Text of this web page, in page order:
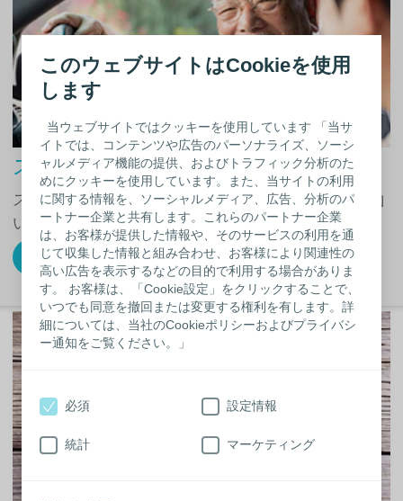
このウェブサイトはCookieを使用
します
当ウェブサイトではクッキーを使用しています 「当サ
イトでは、コンテンツや広告のパーソナライズ、ソーシ
ャルメディア機能の提供、およびトラフィック分析のた
めにクッキーを使用しています。また、当サイトの利用
に関する情報を、ソーシャルメディア、広告、分析のパ
ートナー企業と共有します。これらのパートナー企業
は、お客様が提供した情報や、そのサービスの利用を通
じて収集した情報と組み合わせ、お客様により関連性の
高い広告を表示するなどの目的で利用する場合がありま
す。 お客様は、「Cookie設定」をクリックすることで、
いつでも同意を撤回または変更する権利を有します。詳
細については、当社のCookieポリシーおよびプライバシ
ー通知をご覧ください。」
必須 設定情報
統計 マーケティング
ストーマと旅行
ストーマ保有者でご旅行を楽しまれている方は沢山
いらっしゃいます。
ストーマと旅行詳しく見る